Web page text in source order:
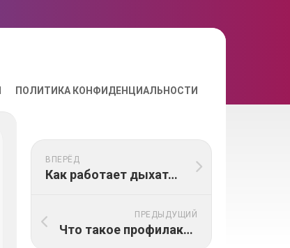
ПОЛИТИКА КОНФИДЕНЦИАЛЬНОСТИ
ВПЕРЁД
Как работает дыхательная система человека
ПРЕДЫДУЩИЙ
Что такое профилактика сахарного диабета